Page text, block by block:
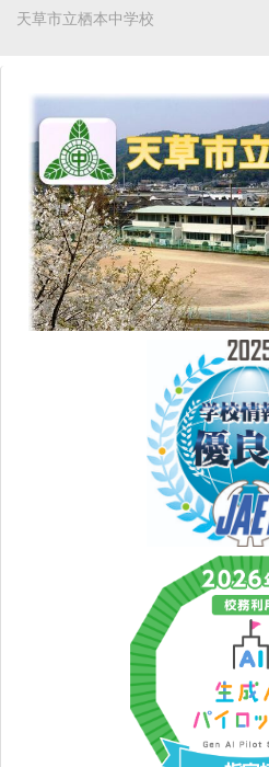
天草市立栖本中学校